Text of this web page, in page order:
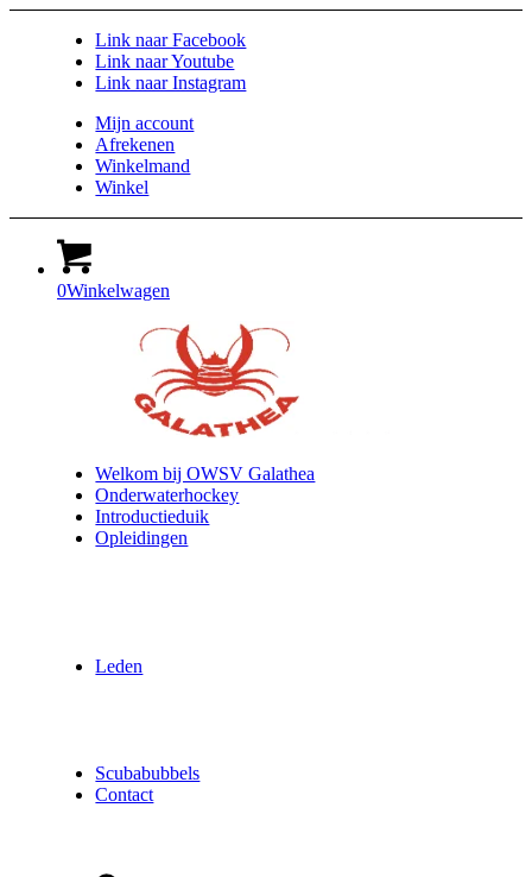
Link naar Facebook
Link naar Youtube
Link naar Instagram
Mijn account
Afrekenen
Winkelmand
Winkel
0Winkelwagen
Welkom bij OWSV Galathea
Onderwaterhockey
Introductieduik
Opleidingen
Leden
Scubabubbels
Contact